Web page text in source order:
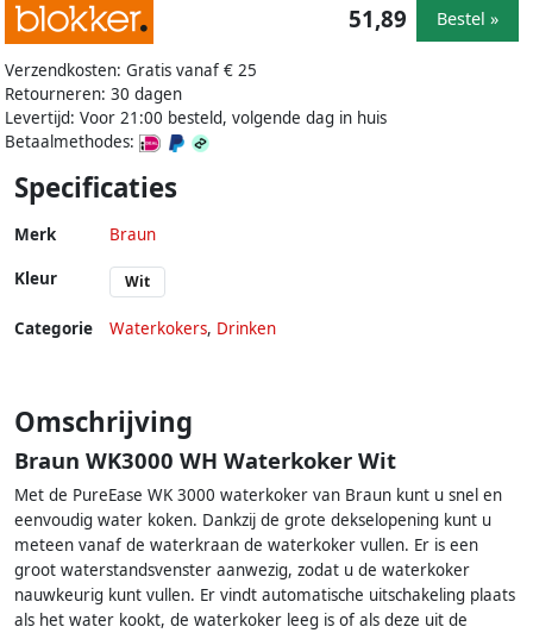
Verzendkosten: Gratis vanaf € 25
Retourneren: 30 dagen
Levertijd: Voor 21:00 besteld, volgende dag in huis
Betaalmethodes:
51,89 Bestel »
Specificaties
Merk Braun
Kleur Wit
Categorie Waterkokers, Drinken
Omschrijving
Braun WK3000 WH Waterkoker Wit
Met de PureEase WK 3000 waterkoker van Braun kunt u snel en
eenvoudig water koken. Dankzij de grote dekselopening kunt u
meteen vanaf de waterkraan de waterkoker vullen. Er is een
groot waterstandsvenster aanwezig, zodat u de waterkoker
nauwkeurig kunt vullen. Er vindt automatische uitschakeling plaats
als het water kookt, de waterkoker leeg is of als deze uit de